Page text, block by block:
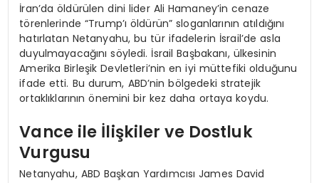
İran’da öldürülen dini lider Ali Hamaney’in cenaze
törenlerinde “Trump’ı öldürün” sloganlarının atıldığını
hatırlatan Netanyahu, bu tür ifadelerin İsrail’de asla
duyulmayacağını söyledi. İsrail Başbakanı, ülkesinin
Amerika Birleşik Devletleri’nin en iyi müttefiki olduğunu
ifade etti. Bu durum, ABD’nin bölgedeki stratejik
ortaklıklarının önemini bir kez daha ortaya koydu.
Vance ile İlişkiler ve Dostluk
Vurgusu
Netanyahu, ABD Başkan Yardımcısı James David